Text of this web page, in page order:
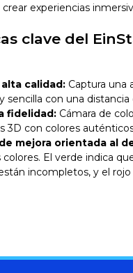
experiencias
clave del
calidad: Captura una
sencilla con una
fidelidad: Cámara de
3D con colores
mejora orientada al
El verde indica
incompletos, y el